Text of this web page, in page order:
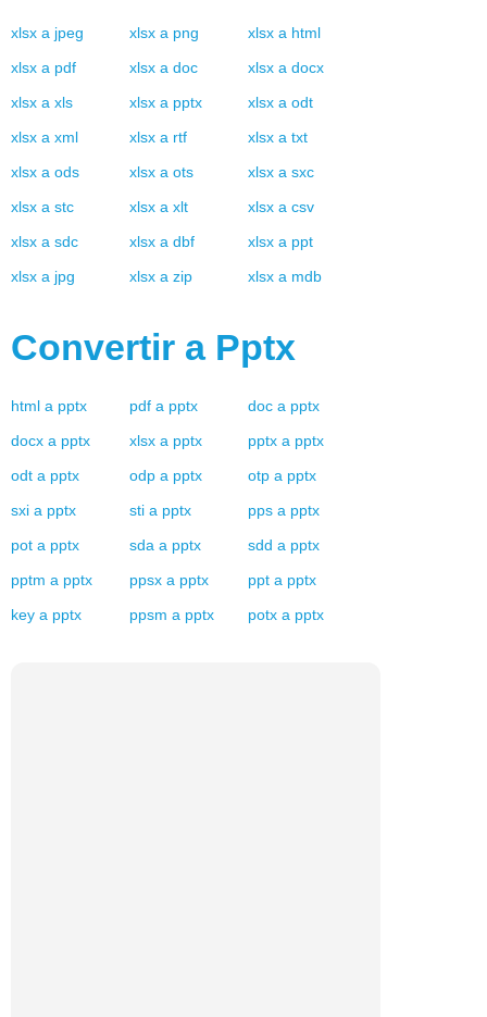
xlsx a jpeg xlsx a png xlsx a html
xlsx a pdf xlsx a doc xlsx a docx
xlsx a xls xlsx a pptx xlsx a odt
xlsx a xml xlsx a rtf xlsx a txt
xlsx a ods xlsx a ots xlsx a sxc
xlsx a stc xlsx a xlt xlsx a csv
xlsx a sdc xlsx a dbf xlsx a ppt
xlsx a jpg xlsx a zip xlsx a mdb
Convertir a Pptx
html a pptx pdf a pptx doc a pptx
docx a pptx xlsx a pptx pptx a pptx
odt a pptx odp a pptx otp a pptx
sxi a pptx sti a pptx pps a pptx
pot a pptx sda a pptx sdd a pptx
pptm a pptx ppsx a pptx ppt a pptx
key a pptx ppsm a pptx potx a pptx